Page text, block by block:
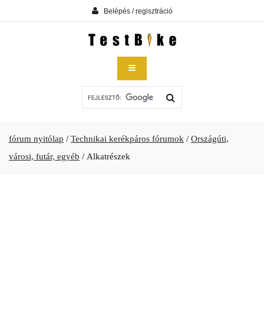
Belépés / regisztráció
fórum nyitólap / Technikai kerékpáros fórumok / Országúti,
városi, futár, egyéb / Alkatrészek